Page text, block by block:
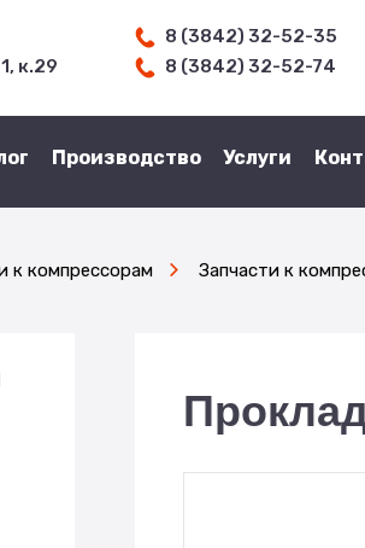
к.29
8 (3842) 32-52-35
8 (3842) 32-52-74
Производство Услуги
к компрессорам Запчасти к